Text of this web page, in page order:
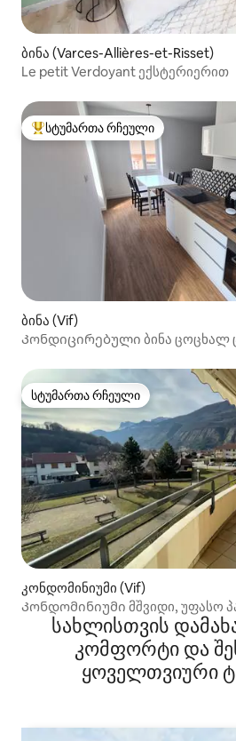
ბინა (Varces-Allières-et-Risset)
Le petit Verdoyant ექსტერიერით
სტუმართა რჩეული მოწინავე
სტუმართა რჩეული
ბინა (Vif)
Კონდიცირებული ბინა ცოცხალ
სტუმართა რჩეული
სტუმართა რჩეული
კონდომინიუმი (Vif)
Კონდომინიუმი მშვიდი, უფასო
სახლისთვის
კომფორტი და
ყოველთვიური